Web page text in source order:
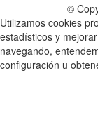
©
Utilizamos cookies
estadísticos y
navegando,
configuración u